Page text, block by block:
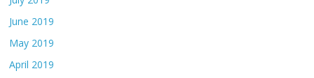
June 2019
May 2019
April 2019